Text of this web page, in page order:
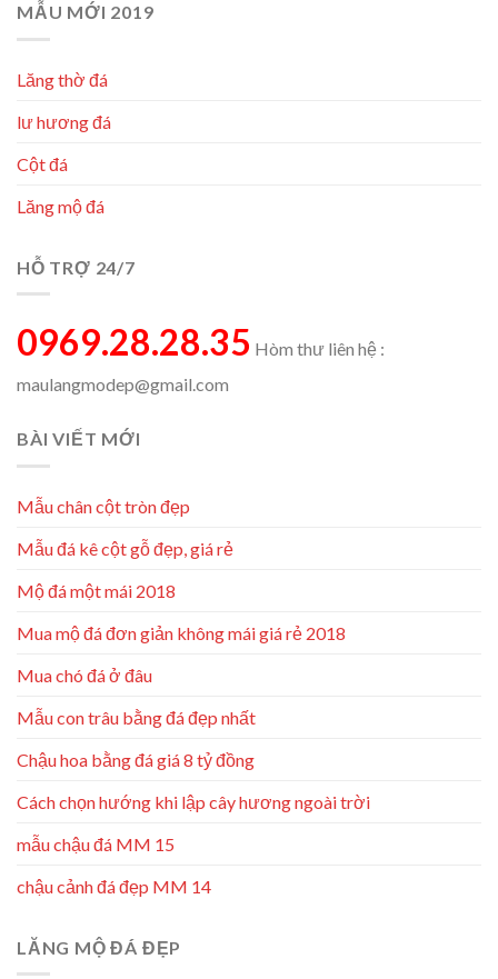
MẪU MỚI 2019
Lăng thờ đá
lư hương đá
Cột đá
Lăng mộ đá
HỖ TRỢ 24/7
0969.28.28.35 Hòm thư liên hệ :
maulangmodep@gmail.com
BÀI VIẾT MỚI
Mẫu chân cột tròn đẹp
Mẫu đá kê cột gỗ đẹp, giá rẻ
Mộ đá một mái 2018
Mua mộ đá đơn giản không mái giá rẻ 2018
Mua chó đá ở đâu
Mẫu con trâu bằng đá đẹp nhất
Chậu hoa bằng đá giá 8 tỷ đồng
Cách chọn hướng khi lập cây hương ngoài trời
mẫu chậu đá MM 15
chậu cảnh đá đẹp MM 14
LĂNG MỘ ĐÁ ĐẸP